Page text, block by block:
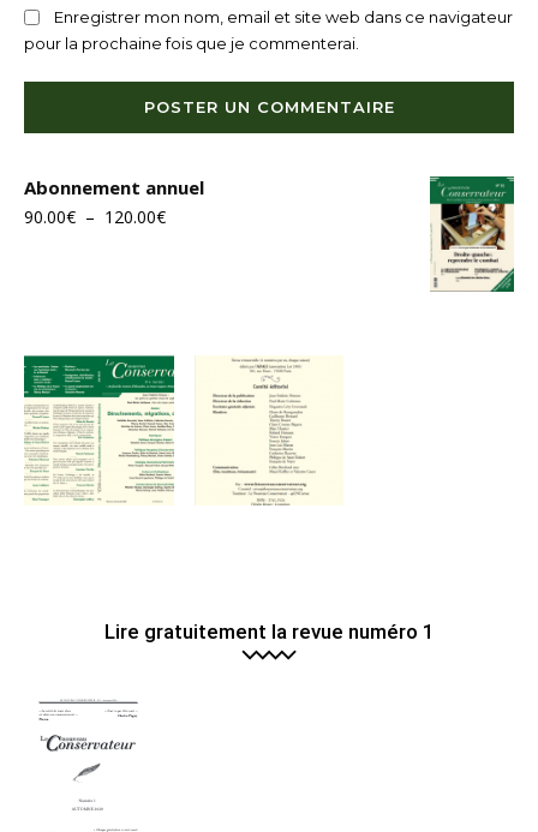
Enregistrer mon nom, email et site web dans ce navigateur
pour la prochaine fois que je commenterai.
Abonnement annuel
90.00€ – 120.00€Plage
à
120.00€
Lire gratuitement la revue numéro 1